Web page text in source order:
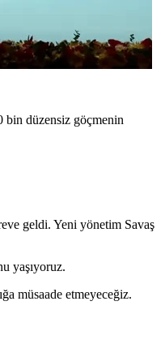
bin düzensiz göçmenin
geldi. Yeni yönetim Savaş
yaşıyoruz.
müsaade etmeyeceğiz.